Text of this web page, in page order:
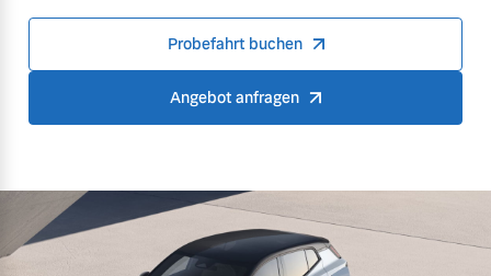
Probefahrt buchen
Angebot anfragen